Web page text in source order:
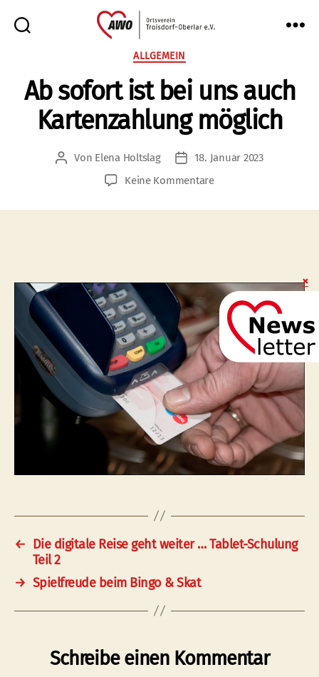
AWO
e.V.
Kategorien
ALLGEMEIN
Ab sofort ist bei uns auch
Kartenzahlung möglich
Beitragsautor
Von Elena Holtslag Veröffentlichungsdatum
18. Januar 2023
Keine Kommentarezu
sofort
Kartenzahlung
möglich
← Die digitale Reise geht weiter … Tablet-Schulung
Teil 2
→ Spielfreude beim Bingo & Skat
Schreibe einen Kommentar